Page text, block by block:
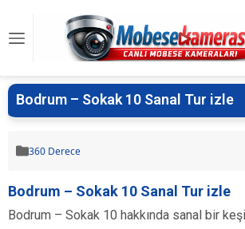
Bodrum – Sokak 10 Sanal Tur izle
360 Derece
Bodrum – Sokak 10 Sanal Tur izle
Bodrum – Sokak 10 hakkında sanal bir